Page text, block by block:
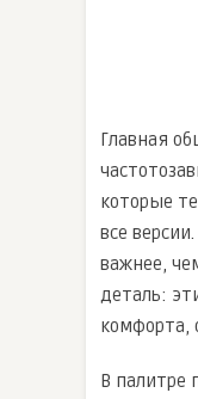
Главная
которые
все
важнее,
деталь:
комфорта,
В палитре